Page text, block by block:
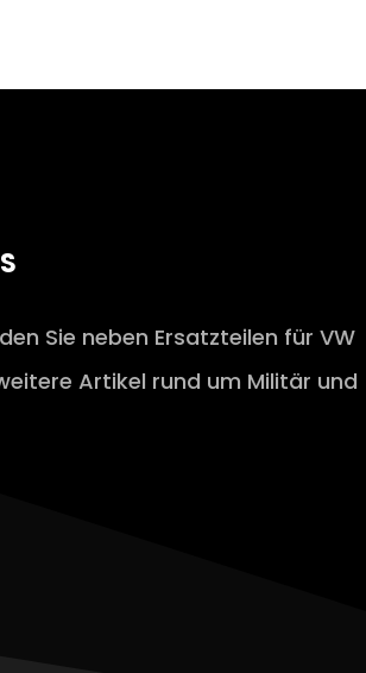
Sie neben Ersatzteilen für VW
Artikel rund um Militär und